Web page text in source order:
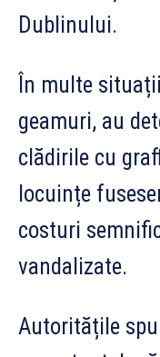
Dublinului.
În multe
geamuri, au
clădirile cu
locuințe
costuri
vandalizate.
Autoritățile